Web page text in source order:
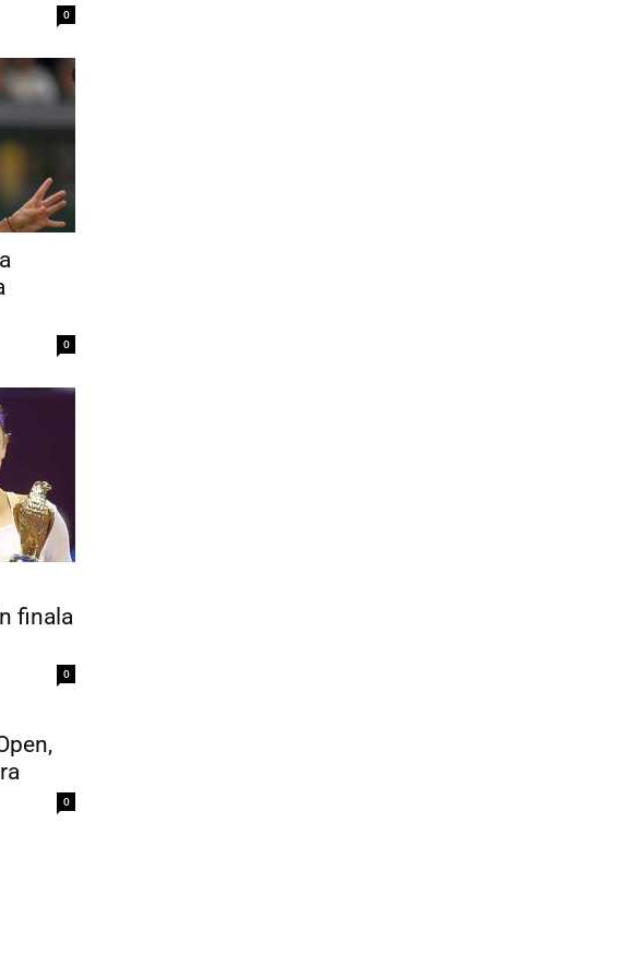
0
0
finala
0
0